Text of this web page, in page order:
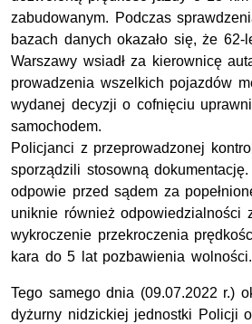
zabudowanym. Podczas
bazach danych okazało się, że 62-
Warszawy wsiadł za kierownicę
prowadzenia wszelkich pojazdów
wydanej decyzji o cofnięciu
samochodem.
Policjanci z przeprowadzonej
sporządzili stosowną
odpowie przed sądem za
uniknie również odpowiedzialności
wykroczenie przekroczenia
kara do 5 lat pozbawienia wolności.
Tego samego dnia (09.07.2022 r.)
dyżurny nidzickiej jednostki Policji